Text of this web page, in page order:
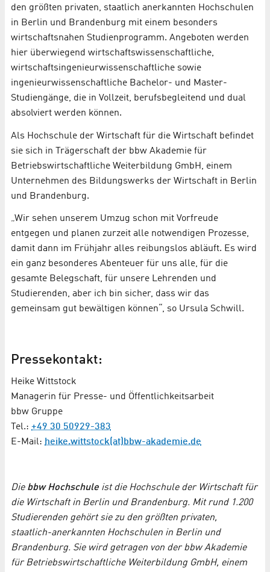
den größten privaten, staatlich anerkannten Hochschulen
in Berlin und Brandenburg mit einem besonders
wirtschaftsnahen Studienprogramm. Angeboten werden
hier überwiegend wirtschaftswissenschaftliche,
wirtschaftsingenieurwissenschaftliche sowie
ingenieurwissenschaftliche Bachelor- und Master-
Studiengänge, die in Vollzeit, berufsbegleitend und dual
absolviert werden können.
Als Hochschule der Wirtschaft für die Wirtschaft befindet
sie sich in Trägerschaft der bbw Akademie für
Betriebswirtschaftliche Weiterbildung GmbH, einem
Unternehmen des Bildungswerks der Wirtschaft in Berlin
und Brandenburg.
„Wir sehen unserem Umzug schon mit Vorfreude
entgegen und planen zurzeit alle notwendigen Prozesse,
damit dann im Frühjahr alles reibungslos abläuft. Es wird
ein ganz besonderes Abenteuer für uns alle, für die
gesamte Belegschaft, für unsere Lehrenden und
Studierenden, aber ich bin sicher, dass wir das
gemeinsam gut bewältigen können“, so Ursula Schwill.
Pressekontakt:
Heike Wittstock
Managerin für Presse- und Öffentlichkeitsarbeit
bbw Gruppe
Tel.: +49 30 50929-383
E-Mail: heike.wittstock(at)bbw-akademie.de
Die bbw Hochschule ist die Hochschule der Wirtschaft für
die Wirtschaft in Berlin und Brandenburg. Mit rund 1.200
Studierenden gehört sie zu den größten privaten,
staatlich-anerkannten Hochschulen in Berlin und
Brandenburg. Sie wird getragen von der bbw Akademie
für Betriebswirtschaftliche Weiterbildung GmbH, einem